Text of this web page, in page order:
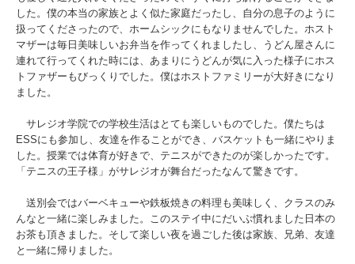
した。僕の本当の家族とよく似た家庭だったし、自分の息子のように
扱ってくださったので、ホームシックにもなりませんでした。ホスト
マザーは毎日美味しいお弁当を作ってくれましたし、うどん屋さんに
連れて行ってくれた時には、あまりにうどんが気に入った様子にホス
トファザーもびっくりでした。僕はホストファミリーが大好きになり
ました。
サレジオ学院での学校生活はとても楽しいものでした。僕たちは
ESSにも参加し、友達を作ることができ、バスケットも一緒にやりま
した。授業では体育が好きで、テニスができたのが楽しかったです。
「テニスの王子様」がサレジオが舞台だったなんて驚きです。
送別会ではバーベキューや鉄板焼きの料理も美味しく、クラスのみ
んなと一緒に楽しみました。このステイ中にだいぶ慣れました日本の
お茶も頂きました。そして楽しい夜を過ごした後は家族、兄弟、友達
と一緒に帰りました。